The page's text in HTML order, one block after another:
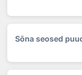
Sõna seosed